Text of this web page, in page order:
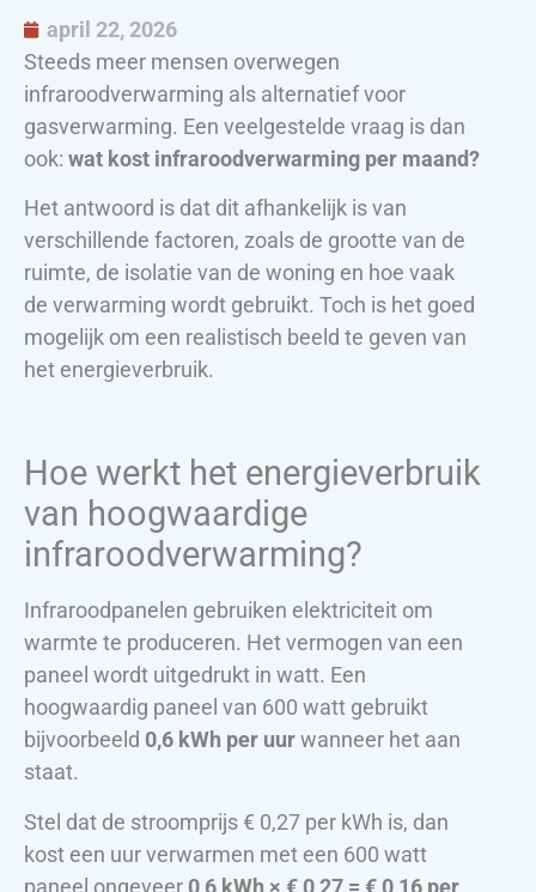
april 22, 2026
Steeds meer mensen overwegen
infraroodverwarming als alternatief voor
gasverwarming. Een veelgestelde vraag is dan
ook: wat kost infraroodverwarming per maand?
Het antwoord is dat dit afhankelijk is van
verschillende factoren, zoals de grootte van de
ruimte, de isolatie van de woning en hoe vaak
de verwarming wordt gebruikt. Toch is het goed
mogelijk om een realistisch beeld te geven van
het energieverbruik.
Hoe werkt het energieverbruik
van hoogwaardige
infraroodverwarming?
Infraroodpanelen gebruiken elektriciteit om
warmte te produceren. Het vermogen van een
paneel wordt uitgedrukt in watt. Een
hoogwaardig paneel van 600 watt gebruikt
bijvoorbeeld 0,6 kWh per uurwanneer het aan
staat.
Stel dat de stroomprijs € 0,27 per kWh is, dan
kost een uur verwarmen met een 600 watt
paneel ongeveer 0,6 kWh × € 0,27 = € 0,16 per